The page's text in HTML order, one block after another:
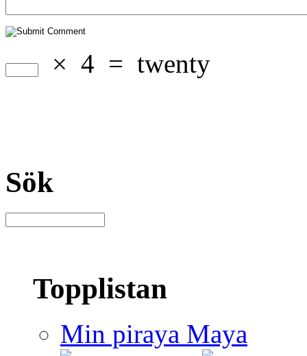
× 4 = twenty
Sök
Topplistan
Min piraya Maya